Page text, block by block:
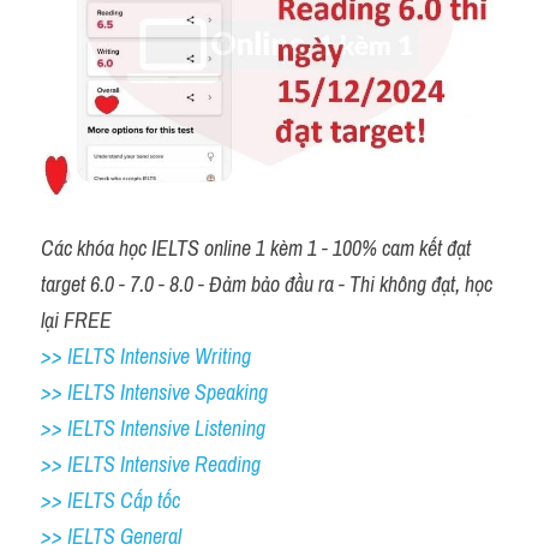
Các khóa học IELTS online 1 kèm 1 - 100% cam kết đạt
target 6.0 - 7.0 - 8.0 - Đảm bảo đầu ra - Thi không đạt, học
lại FREE
>> IELTS Intensive Writing
>> IELTS Intensive Speaking
>> IELTS Intensive Listening
>> IELTS Intensive Reading
>> IELTS Cấp tốc
>> IELTS General